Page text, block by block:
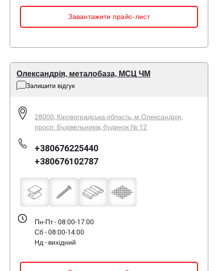
Завантажити прайс-лист
Олександрія, металобаза, МСЦ ЧМ
Залишити відгук
28000, Кіровоградська область, м.Олександрія,
просп. Будівельників, будинок № 12
+380676225440
+380676102787
Пн-Пт - 08:00-17:00
Сб - 08:00-14:00
Нд - вихідний